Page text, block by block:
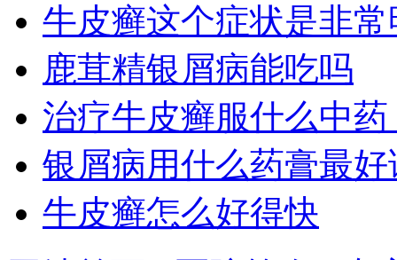
牛皮癣这个症状是非
鹿茸精银屑病能吃吗
治疗牛皮癣服什么中
银屑病用什么药膏最
牛皮癣怎么好得快